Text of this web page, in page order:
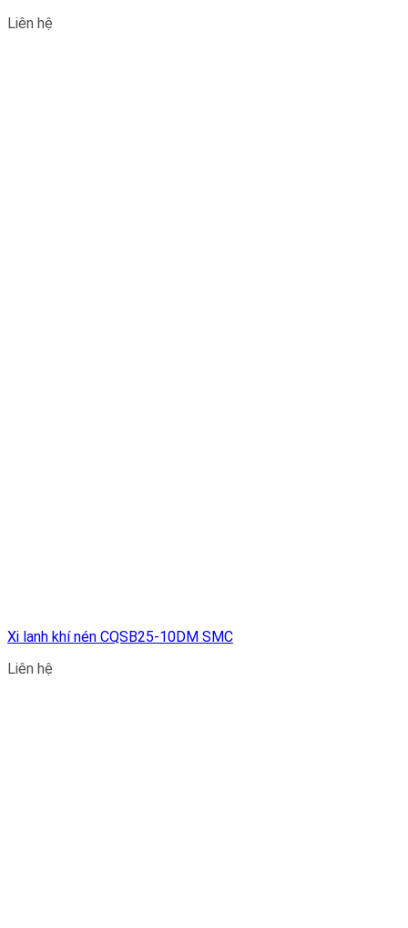
Liên hệ
Xi lanh khí nén CQSB25-10DM SMC
Liên hệ